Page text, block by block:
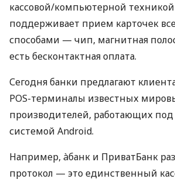
кассовой/компьютерной
поддерживает прием карточек
способами — чип, магнитная
есть бесконтактная оплата.
Сегодня банки предлагают
POS-терминалы известных
производителей, работающих
системой Android.
Например, àбанк и ПриватБанк
протокол — это единственный